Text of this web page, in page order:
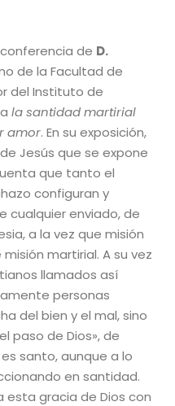
de D.
de la Facultad de
del Instituto de
la santidad martirial
amor. En su exposición,
Jesús que se expone
que tanto el
configuran y
cualquier enviado, de
a la vez que misión
martirial. A su vez
llamados así
personas
del bien y el mal, sino
paso de Dios», de
santo, aunque a lo
en santidad.
esta gracia de Dios con